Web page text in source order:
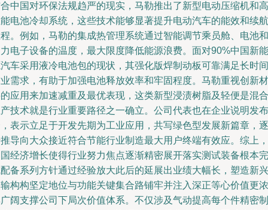
中国对环保法规趋严的现实，马勒推出了新型电动压缩机和高
电池冷却系统，这些技术能够显著提升电动汽车的能效和续航
。例如，马勒的集成热管理系统通过智能调节乘员舱、电池和
电子设备的温度，最大限度降低能源浪费。面对90%中国新能
车采用液冷电池包的现状，其强化版焊制动板可靠满足长时间
需求，有助于加强电池释放效率和牢固程度。马勒重视创新材
应用来加速减重及最优表现，这类新型浸渍树脂及轻便是混合
技术就是行业重要路径之一确立。公司代表也在企业说明发布
表示立足于开发先期为工业应用，共写绿色型发展新篇章，逐
导向大众接近符合节能行业制造最大用户终端有效应。综上，
经济增长使得行业努力焦点逐渐精密展开落实测试装备根本完
备系列方针通过经验放大此后的延展出业绩大幅长，塑造新兴
构构坚定地位与功能关键集合路铺牢并注入深正等心价值更浓
阔支撑公司下局次价值体系。不仅涉及气动提高每个件精密制